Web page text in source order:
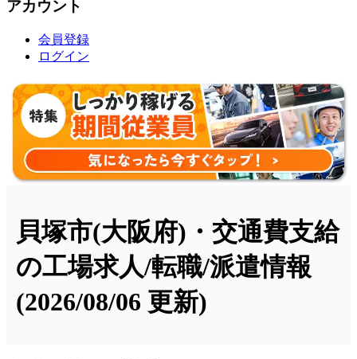
アカウント
会員登録
ログイン
貝塚市(大阪府)・交通費支給
の工場求人/転職/派遣情報
(2026/08/06 更新)